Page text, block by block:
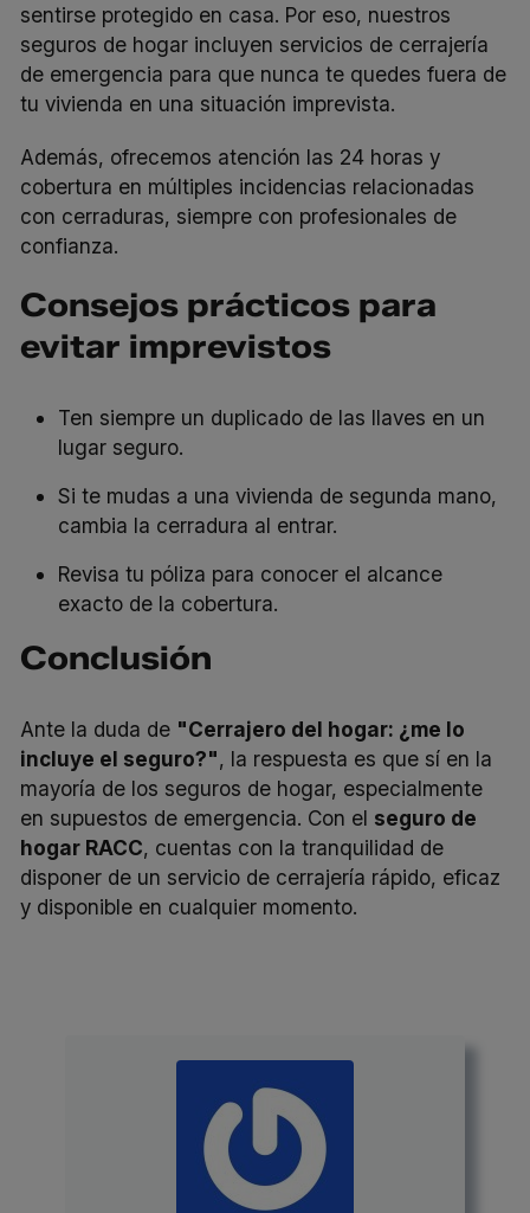
sentirse protegido en casa. Por eso, nuestros
seguros de hogar incluyen servicios de cerrajería
de emergencia para que nunca te quedes fuera de
tu vivienda en una situación imprevista.
Además, ofrecemos atención las 24 horas y
cobertura en múltiples incidencias relacionadas
con cerraduras, siempre con profesionales de
confianza.
Consejos prácticos para
evitar imprevistos
Ten siempre un duplicado de las llaves en un
lugar seguro.
Si te mudas a una vivienda de segunda mano,
cambia la cerradura al entrar.
Revisa tu póliza para conocer el alcance
exacto de la cobertura.
Conclusión
Ante la duda de "Cerrajero del hogar: ¿me lo
incluye el seguro?", la respuesta es que sí en la
mayoría de los seguros de hogar, especialmente
en supuestos de emergencia. Con el seguro de
hogar RACC, cuentas con la tranquilidad de
disponer de un servicio de cerrajería rápido, eficaz
y disponible en cualquier momento.